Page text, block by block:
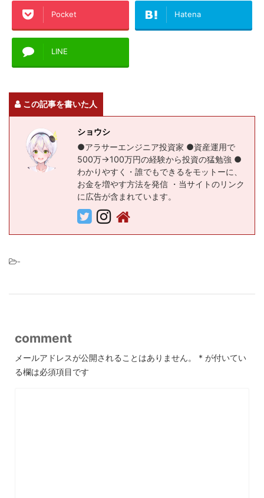
Pocket Hatena
LINE
この記事を書いた人
ショウシ
●アラサーエンジニア投資家 ●資産運用で
500万→100万円の経験から投資の猛勉強 ●
わかりやすく・誰でもできるをモットーに、
お金を増やす方法を発信 ・当サイトのリンク
に広告が含まれています。
-
comment
メールアドレスが公開されることはありません。 * が付いてい
る欄は必須項目です